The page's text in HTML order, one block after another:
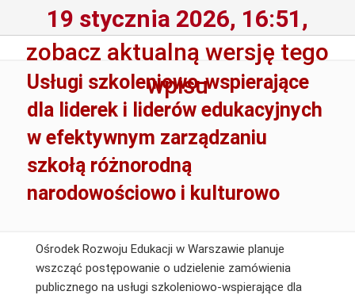
19 stycznia 2026, 16:51,
zobacz aktualną wersję tego
wpisu
Usługi szkoleniowo-wspierające
dla liderek i liderów edukacyjnych
w efektywnym zarządzaniu
szkołą różnorodną
narodowościowo i kulturowo
Ośrodek Rozwoju Edukacji w Warszawie planuje
wszcząć postępowanie o udzielenie zamówienia
publicznego na usługi szkoleniowo-wspierające dla